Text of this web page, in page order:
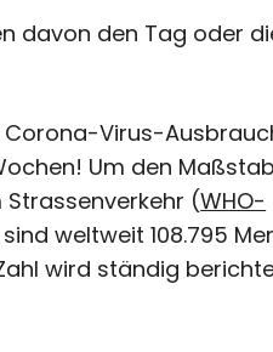
davon den Tag oder
Virus-
Um den Maßstab
(WHO-
weltweit 108.795
wird ständig